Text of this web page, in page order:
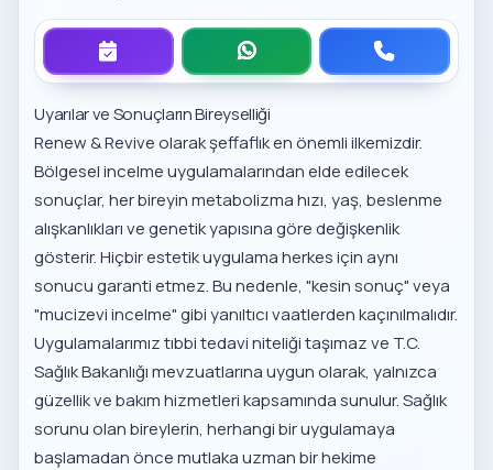
Uyarılar ve Sonuçların Bireyselliği
Renew & Revive olarak şeffaflık en önemli ilkemizdir.
Bölgesel incelme uygulamalarından elde edilecek
sonuçlar, her bireyin metabolizma hızı, yaş, beslenme
alışkanlıkları ve genetik yapısına göre değişkenlik
gösterir. Hiçbir estetik uygulama herkes için aynı
sonucu garanti etmez. Bu nedenle, "kesin sonuç" veya
"mucizevi incelme" gibi yanıltıcı vaatlerden kaçınılmalıdır.
Uygulamalarımız tıbbi tedavi niteliği taşımaz ve T.C.
Sağlık Bakanlığımevzuatlarına uygun olarak, yalnızca
güzellik ve bakım hizmetleri kapsamında sunulur. Sağlık
sorunu olan bireylerin, herhangi bir uygulamaya
başlamadan önce mutlaka uzman bir hekime